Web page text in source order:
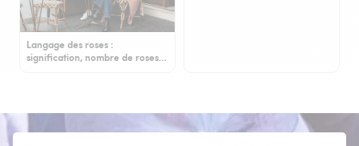
Langage des roses :
signification, nombre de roses…